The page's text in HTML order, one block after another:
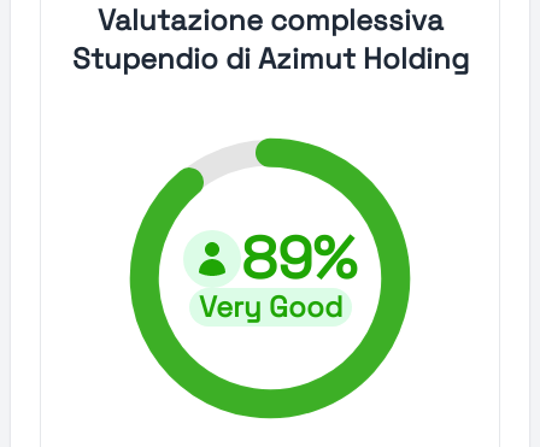
Valutazione complessiva
Stupendio di Azimut Holding
89%
Very Good